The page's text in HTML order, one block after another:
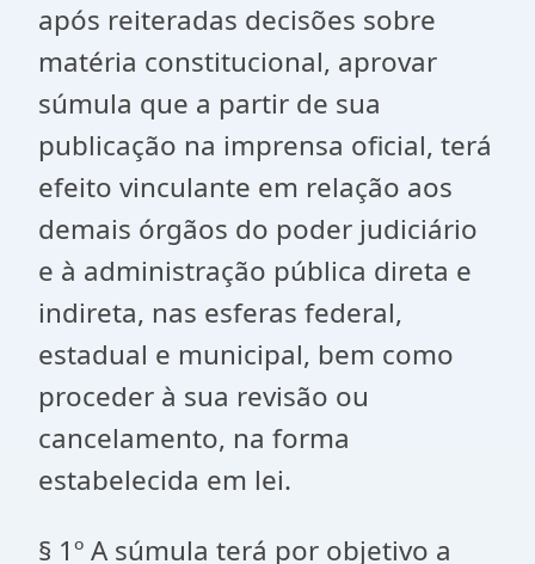
após reiteradas decisões sobre
matéria constitucional, aprovar
súmula que a partir de sua
publicação na imprensa oficial, terá
efeito vinculante em relação aos
demais órgãos do poder judiciário
e à administração pública direta e
indireta, nas esferas federal,
estadual e municipal, bem como
proceder à sua revisão ou
cancelamento, na forma
estabelecida em lei.
§ 1º A súmula terá por objetivo a